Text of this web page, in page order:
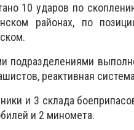
10 ударов по
районах, по
подразделениями
реактивная
и 3 склада
и 2 миномета.